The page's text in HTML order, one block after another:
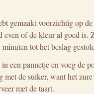
gemaakt voorzichtig op
of de kleur al goed is.
tot het beslag
een pannetje en voeg de
de suiker, want het
met de taart.